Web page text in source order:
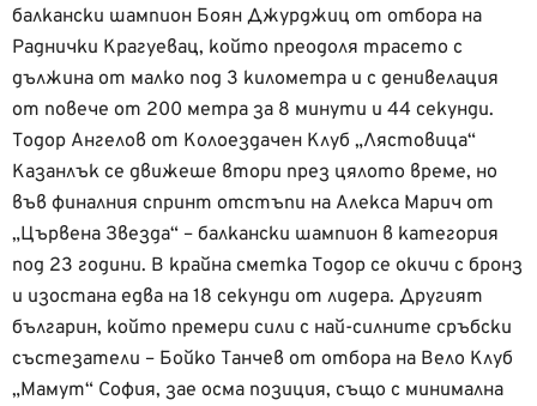
балкански шампион Боян Джурджиц от отбора на
Раднички Крагуевац, който преодоля трасето с
дължина от малко под 3 километра и с денивелация
от повече от 200 метра за 8 минути и 44 секунди.
Тодор Ангелов от Колоездачен Клуб „Лястовица“
Казанлък се движеше втори през цялото време, но
във финалния спринт отстъпи на Алекса Марич от
„Цървена Звезда“ – балкански шампион в категория
под 23 години. В крайна сметка Тодор се окичи с бронз
и изостана едва на 18 секунди от лидера. Другият
българин, който премери сили с най-силните сръбски
състезатели – Бойко Танчев от отбора на Вело Клуб
„Мамут“ София, зае осма позиция, също с минимална